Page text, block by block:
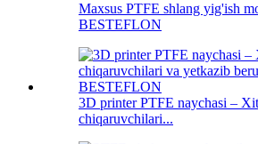
Maxsus PTFE shlang yig'ish
BESTEFLON
3D printer PTFE naychasi –
chiqaruvchilari...